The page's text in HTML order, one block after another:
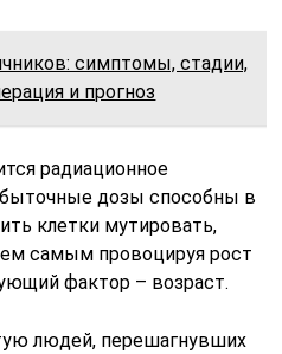
симптомы, стадии,
и прогноз
радиационное
дозы способны в
клетки мутировать,
самым провоцируя рост
фактор – возраст.
людей, перешагнувших